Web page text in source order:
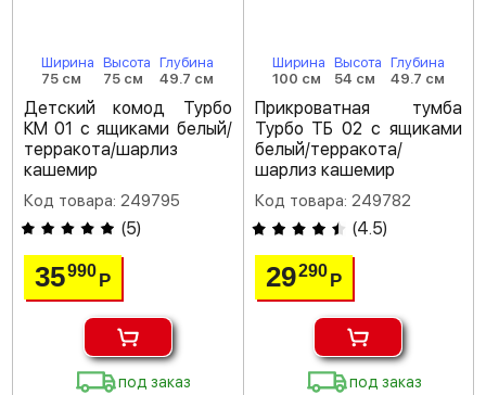
Ширина
75 см
Высота
75 см
Глубина
49.7 см
Детский комод Турбо
КМ 01 с ящиками белый/
терракота/шарлиз
кашемир
Код товара: 249795
(5)
35990Р
под заказ
Ширина
100 см
Высота
54 см
Глубина
49.7 см
Прикроватная тумба
Турбо ТБ 02 с ящиками
белый/терракота/
шарлиз кашемир
Код товара: 249782
(4.5)
29290 Р
под заказ